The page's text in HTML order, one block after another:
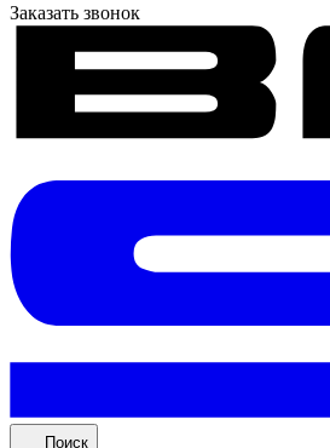
Заказать звонок
Поиск